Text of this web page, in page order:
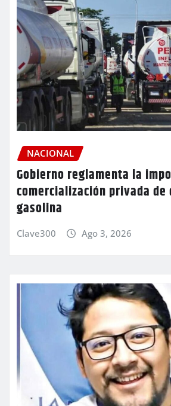
NACIONAL
Gobierno reglamenta la
comercialización privada de
gasolina
Clave300 Ago 3, 2026